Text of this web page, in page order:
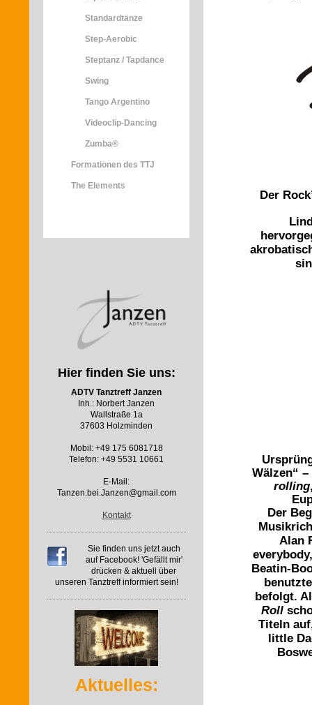
Standardtänze
Step-Aerobic
Steptanz / Tapdance
Swing
Tango Argentino
Videoclip-Dancing
Zumba®
Formationen des TTJ
The Elements
Hier finden Sie uns:
ADTV Tanztreff Janzen
Inh.: Norbert Janzen
Wallstraße 1a
37603 Holzminden
Mobil: +49 175 6081718
Telefon: +49 5531 10661
E-Mail:
Tanzen.bei.Janzen@gmail.com
Kontakt
Sie finden uns jetzt auch
auf Facebook! 'Gefällt mir'
drücken & aktuell über
unseren Tanztreff informiert sein!
Aktuelles:
Der
Wälzen“
rolling
Der
Alan
Beatin-
befolgt.
Roll
Titeln
little